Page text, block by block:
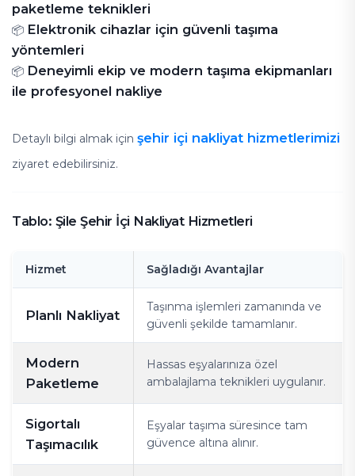
paketleme teknikleri
📦 Elektronik cihazlar için güvenli taşıma
yöntemleri
📦 Deneyimli ekip ve modern taşıma ekipmanları
ile profesyonel nakliye
Detaylı bilgi almak için şehir içi nakliyat hizmetlerimizi
ziyaret edebilirsiniz.
Tablo: Şile Şehir İçi Nakliyat Hizmetleri
Hizmet Sağladığı Avantajlar
Planlı Nakliyat
Taşınma işlemleri zamanında ve
güvenli şekilde tamamlanır.
Modern
Paketleme
Hassas eşyalarınıza özel
ambalajlama teknikleri uygulanır.
Sigortalı
Taşımacılık
Eşyalar taşıma süresince tam
güvence altına alınır.